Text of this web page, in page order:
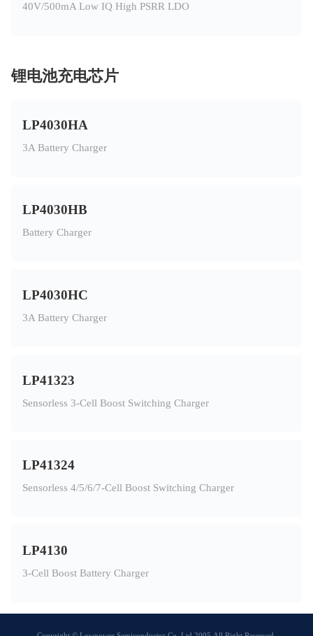
40V/500mA Low IQ High PSRR LDO
锂电池充电芯片
LP4030HA
3A Battery Charger
LP4030HB
Battery Charger
LP4030HC
3A Battery Charger
LP41323
Sensorless 3-Cell Boost Switching Charger
LP41324
Sensorless 4/5/6/7-Cell Boost Switching Charger
LP4130
3-Cell Boost Battery Charger